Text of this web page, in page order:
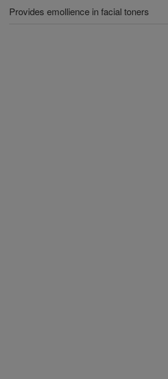
Provides emollience in facial toners